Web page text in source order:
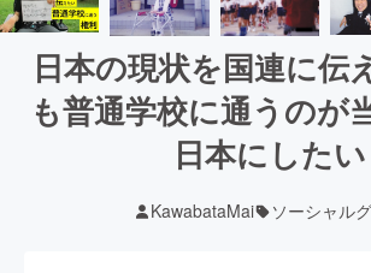
日本の現状を国連に伝
も普通学校に通うのが
日本にしたい
KawabataMai ソーシャル